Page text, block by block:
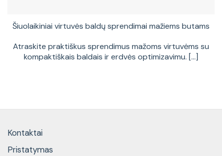
Šiuolaikiniai virtuvės baldų sprendimai mažiems butams
Atraskite praktiškus sprendimus mažoms virtuvėms su
kompaktiškais baldais ir erdvės optimizavimu. [...]
Kontaktai
Pristatymas